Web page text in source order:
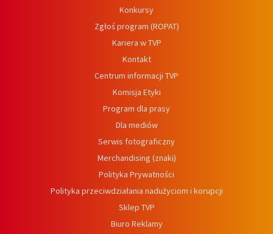
Konkursy
Zgłoś program (ROPAT)
Kariera w TVP
Kontakt
Centrum informacji TVP
Komisja Etyki
Program dla prasy
Dla mediów
Serwis fotograficzny
Merchandising (znaki)
Polityka Prywatności
Polityka przeciwdziałania nadużyciom i korupcji
Sklep TVP
Biuro Reklamy